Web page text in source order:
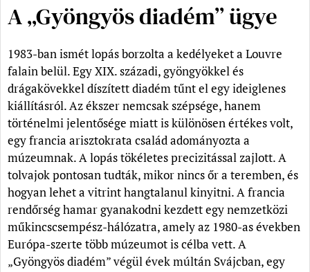
A „Gyöngyös diadém” ügye
1983-ban ismét lopás borzolta a kedélyeket a Louvre
falain belül. Egy XIX. századi, gyöngyökkel és
drágakövekkel díszített diadém tűnt el egy ideiglenes
kiállításról. Az ékszer nemcsak szépsége, hanem
történelmi jelentősége miatt is különösen értékes volt,
egy francia arisztokrata család adományozta a
múzeumnak. A lopás tökéletes precizitással zajlott. A
tolvajok pontosan tudták, mikor nincs őr a teremben, és
hogyan lehet a vitrint hangtalanul kinyitni. A francia
rendőrség hamar gyanakodni kezdett egy nemzetközi
műkincscsempész-hálózatra, amely az 1980-as években
Európa-szerte több múzeumot is célba vett. A
„Gyöngyös diadém” végül évek múltán Svájcban, egy